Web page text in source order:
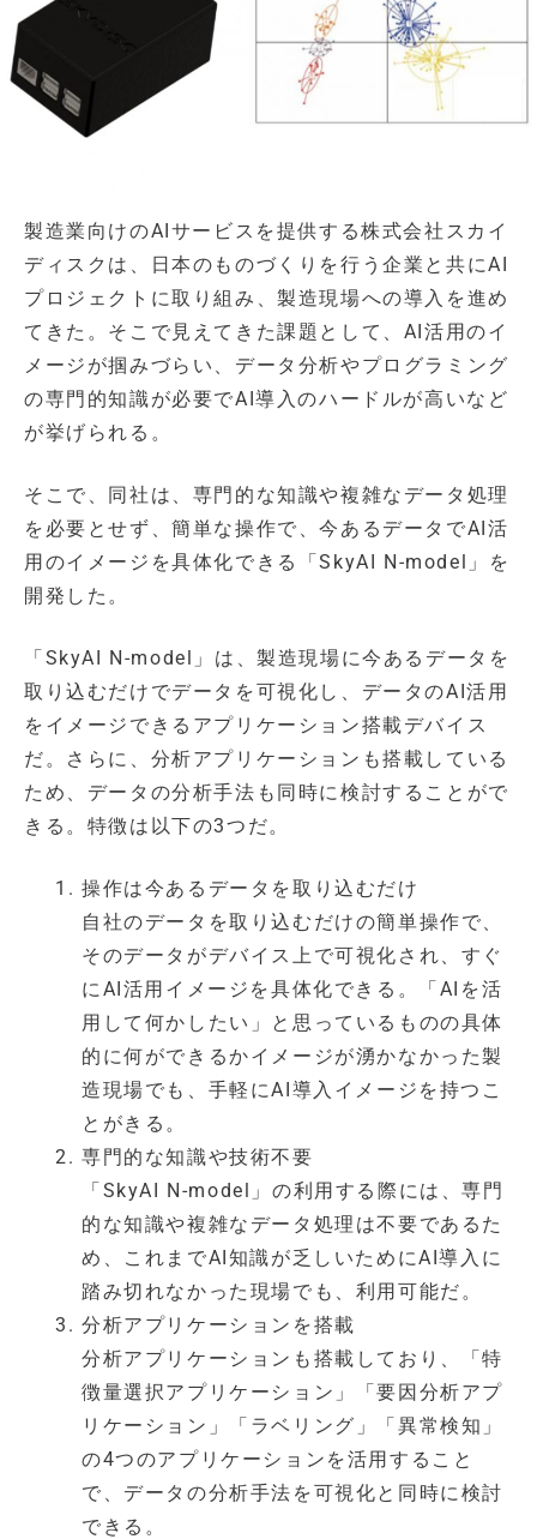
製造業向けのAIサービスを提供する株式会社スカイ
ディスクは、日本のものづくりを行う企業と共にAI
プロジェクトに取り組み、製造現場への導入を進め
てきた。そこで見えてきた課題として、AI活用のイ
メージが掴みづらい、データ分析やプログラミング
の専門的知識が必要でAI導入のハードルが高いなど
が挙げられる。
そこで、同社は、専門的な知識や複雑なデータ処理
を必要とせず、簡単な操作で、今あるデータでAI活
用のイメージを具体化できる「SkyAI N-model」を
開発した。
「SkyAI N-model」は、製造現場に今あるデータを
取り込むだけでデータを可視化し、データのAI活用
をイメージできるアプリケーション搭載デバイス
だ。さらに、分析アプリケーションも搭載している
ため、データの分析手法も同時に検討することがで
きる。特徴は以下の3つだ。
操作は今あるデータを取り込むだけ
自社のデータを取り込むだけの簡単操作で、
そのデータがデバイス上で可視化され、すぐ
にAI活用イメージを具体化できる。「AIを活
用して何かしたい」と思っているものの具体
的に何ができるかイメージが湧かなかった製
造現場でも、手軽にAI導入イメージを持つこ
とがきる。
専門的な知識や技術不要
「SkyAI N-model」の利用する際には、専門
的な知識や複雑なデータ処理は不要であるた
め、これまでAI知識が乏しいためにAI導入に
踏み切れなかった現場でも、利用可能だ。
分析アプリケーションを搭載
分析アプリケーションも搭載しており、「特
徴量選択アプリケーション」「要因分析アプ
リケーション」「ラベリング」「異常検知」
の4つのアプリケーションを活用すること
で、データの分析手法を可視化と同時に検討
できる。